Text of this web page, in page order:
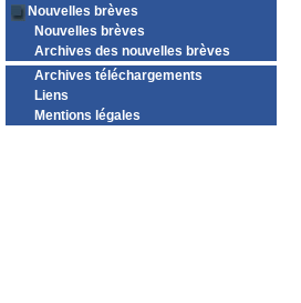
Nouvelles brèves
Nouvelles brèves
Archives des nouvelles brèves
Archives téléchargements
Liens
Mentions légales